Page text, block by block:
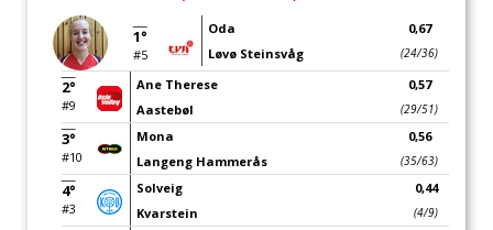
1°
#5
Oda
Løvø Steinsvåg
0,67
(24/36)
2°
#9
Ane Therese
Aastebøl
0,57
(29/51)
3°
#10
Mona
Langeng Hammerås
0,56
(35/63)
4°
#3
Solveig
Kvarstein
0,44
(4/9)